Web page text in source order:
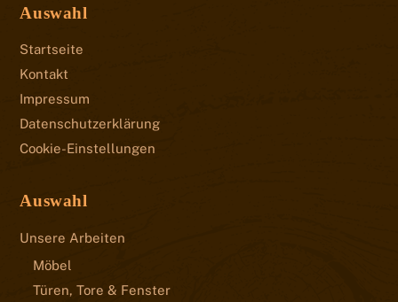
Auswahl
Startseite
Kontakt
Impressum
Datenschutzerklärung
Cookie-Einstellungen
Auswahl
Unsere Arbeiten
Möbel
Türen, Tore & Fenster